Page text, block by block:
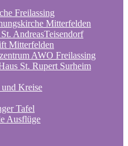
Freilassing
Mitterfelden
AndreasTeisendorf
Mitterfelden
AWO Freilassing
St. Rupert Surheim
Kreise
Tafel
Ausflüge